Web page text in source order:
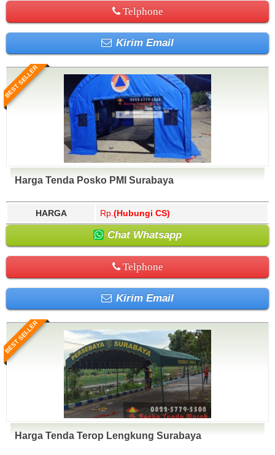
Telphone
Kirim Email
BEST SELLER
Harga Tenda Posko PMI Surabaya
HARGA Rp. (Hubungi CS)
Chat Whatsapp
Telphone
Kirim Email
BEST SELLER
Harga Tenda Terop Lengkung Surabaya